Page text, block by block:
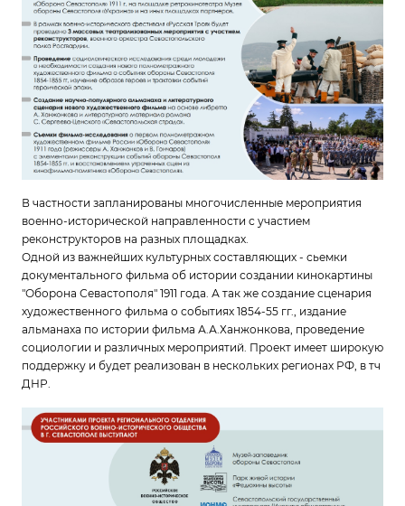
В частности запланированы многочисленные мероприятия
военно-исторической направленности с участием
реконструкторов на разных площадках.
Одной из важнейших культурных составляющих - сьемки
документального фильма об истории создании кинокартины
"Оборона Севастополя" 1911 года. А так же создание сценария
художественного фильма о событиях 1854-55 гг., издание
альманаха по истории фильма А.А.Ханжонкова, проведение
социологии и различных мероприятий. Проект имеет широкую
поддержку и будет реализован в нескольких регионах РФ, в тч
ДНР.